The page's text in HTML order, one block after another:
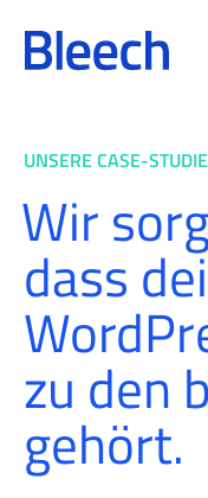
UNSERE CASE-
Wir sorgen dafür,
dass
zu den
gehört.